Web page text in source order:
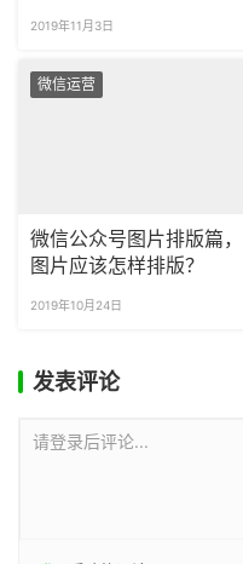
2019年11月3日
微信运营
微信公众号图片排版篇，
图片应该怎样排版？
2019年10月24日
发表评论
请登录后评论...